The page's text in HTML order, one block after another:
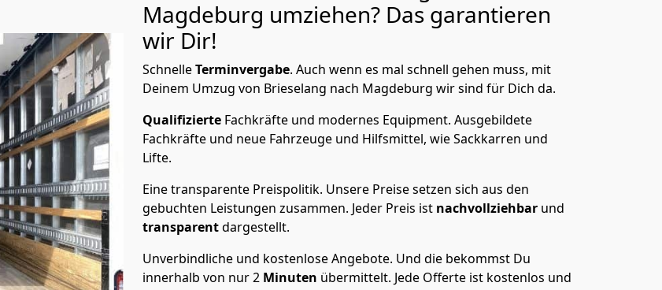
Magdeburg umziehen? Das garantieren
wir Dir!
SchnelleTerminvergabe. Auch wenn es mal schnell gehen muss, mit
Deinem Umzug von Brieselang nach Magdeburg wir sind für Dich da.
Qualifizierte Fachkräfte und modernes Equipment. Ausgebildete
Fachkräfte und neue Fahrzeuge und Hilfsmittel, wie Sackkarren und
Lifte.
Eine transparente Preispolitik. Unsere Preise setzen sich aus den
gebuchten Leistungen zusammen. Jeder Preis ist nachvollziehbar und
transparentdargestellt.
Unverbindliche und kostenlose Angebote. Und die bekommst Du
innerhalb von nur2 Minuten übermittelt. Jede Offerte ist kostenlos und